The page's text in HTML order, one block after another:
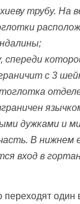
трубу. На
спереди
с 3
дужками и
В нижнем
вход в
один